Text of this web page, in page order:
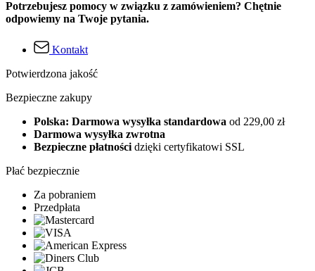
Potrzebujesz pomocy w związku z zamówieniem? Chętnie
odpowiemy na Twoje pytania.
Kontakt
Potwierdzona jakość
Bezpieczne zakupy
Polska: Darmowa wysyłka standardowa od 229,00 zł
Darmowa wysyłka zwrotna
Bezpieczne płatności dzięki certyfikatowi SSL
Płać bezpiecznie
Za pobraniem
Przedpłata